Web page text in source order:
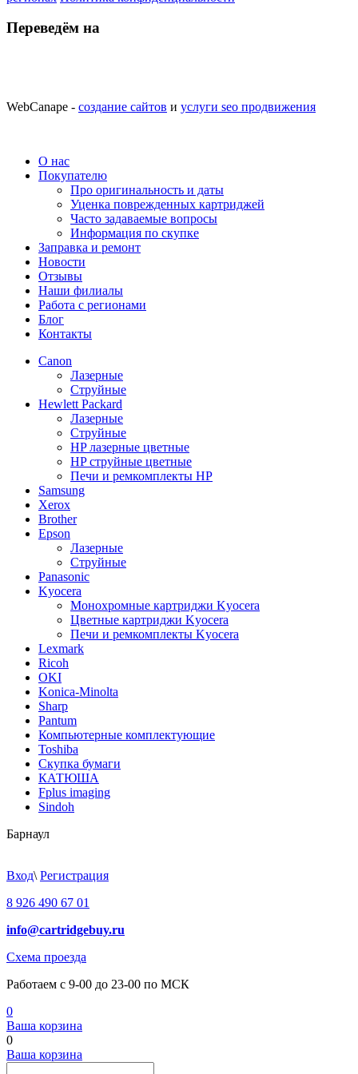
Переведём на
WebCanape - создание сайтов и услуги seo продвижения
О нас
Покупателю
Про оригинальность и даты
Уценка поврежденных картриджей
Часто задаваемые вопросы
Информация по скупке
Заправка и ремонт
Новости
Отзывы
Наши филиалы
Работа с регионами
Блог
Контакты
Canon
Лазерные
Струйные
Hewlett Packard
Лазерные
Струйные
HP лазерные цветные
HP струйные цветные
Печи и ремкомплекты HP
Samsung
Xerox
Brother
Epson
Лазерные
Струйные
Panasonic
Kyocera
Монохромные картриджи Kyocera
Цветные картриджи Kyocera
Печи и ремкомплекты Kyocera
Lexmark
Ricoh
OKI
Konica-Minolta
Sharp
Pantum
Компьютерные комплектующие
Toshiba
Скупка бумаги
КАТЮША
Fplus imaging
Sindoh
Барнаул
Вход\ Регистрация
8 926 490 67 01
info@cartridgebuy.ru
Схема проезда
Работаем с 9-00 до 23-00 по МСК
0
Ваша корзина
0
Ваша корзина